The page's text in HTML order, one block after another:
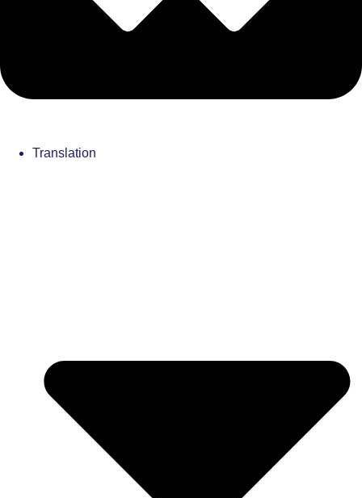
Translation